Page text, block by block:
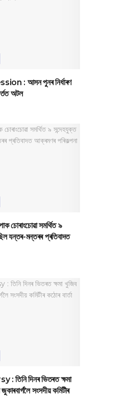
: আসন পুনৰ নিৰ্ধাৰণ
অটল
সমৰ্থিত ৯
যন্তৰ-মন্তৰৰ প্ৰতিবাদত
দিনৰ ভিতৰত ক্ষমা
সংসদীয় কমিটীৰ